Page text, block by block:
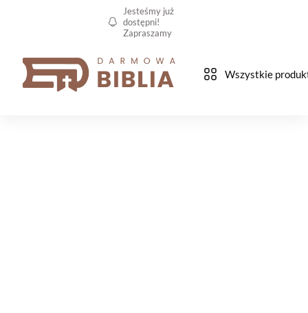
Jesteśmy już
dostępni!
Zapraszamy
Wszystkie